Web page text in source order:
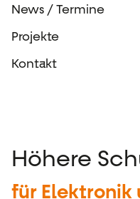
News / Termine
Projekte
Kontakt
Höhere
für Elektronik